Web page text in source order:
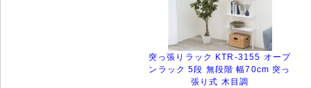
突っ張りラック KTR-3155 オープ
ンラック 5段 無段階 幅70cm 突っ
張り式 木目調